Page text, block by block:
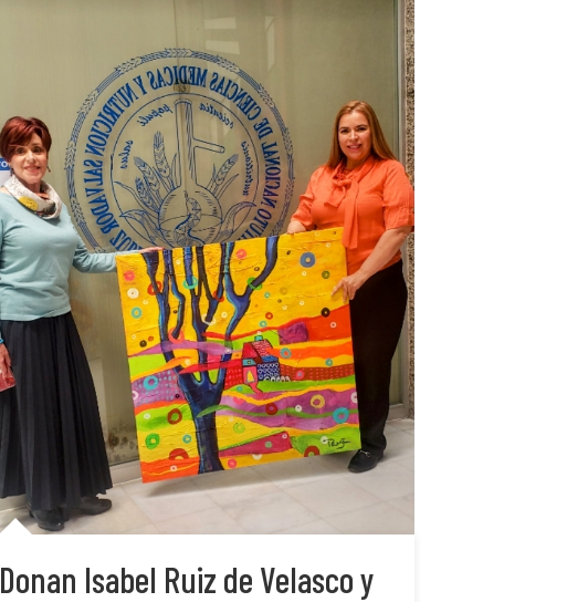
Donan Isabel Ruiz de Velasco y